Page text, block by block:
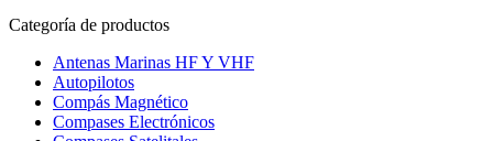
Categoría de productos
Antenas Marinas HF Y VHF
Autopilotos
Compás Magnético
Compases Electrónicos